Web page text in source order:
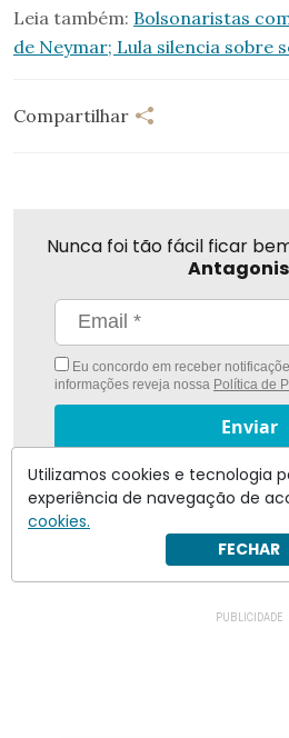
Leia também: Bolsonaristas
de Neymar; Lula silencia sobre
Compartilhar
Nunca foi tão fácil ficar
Eu concordo em receber
informações reveja nossa Política de
Enviar
Inscreva-se
Utilizamos cookies e tecnologia
experiência de navegação de
cookies.
FECHAR